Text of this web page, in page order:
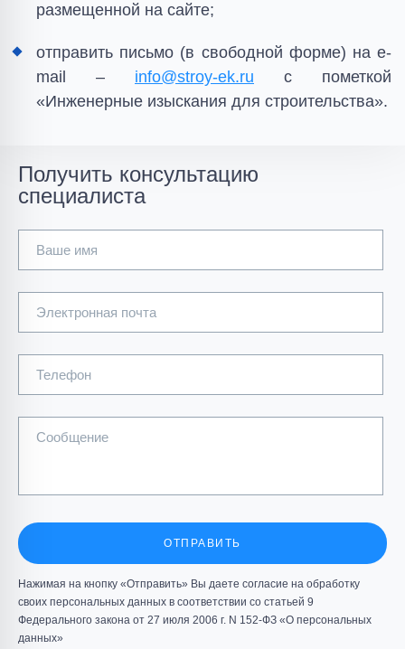
размещенной на сайте;
отправить письмо (в свободной форме) на e-
mail – info@stroy-ek.ru с пометкой
«Инженерные изыскания для строительства».
Получить консультацию
специалиста
Ваше имя
Электронная почта
Телефон
Сообщение
ОТПРАВИТЬ
Нажимая на кнопку «Отправить» Вы даете согласие на обработку
своих персональных данных в соответствии со статьей 9
Федерального закона от 27 июля 2006 г. N 152-ФЗ «О персональных
данных»